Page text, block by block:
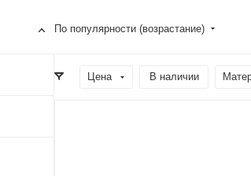
По популярности (возрастание)
Цена В наличии